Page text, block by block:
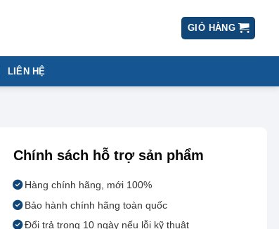
GIỎ HÀNG
LIÊN HỆ
Chính sách hỗ trợ sản phẩm
Hàng chính hãng, mới 100%
Bảo hành chính hãng toàn quốc
Đổi trả trong 10 ngày nếu lỗi kỹ thuật